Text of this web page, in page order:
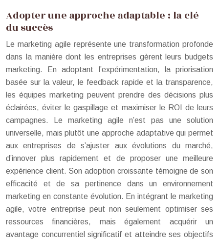
Adopter une approche adaptable : la clé
du succès
Le marketing agile représente une transformation profonde
dans la manière dont les entreprises gèrent leurs budgets
marketing. En adoptant l’expérimentation, la priorisation
basée sur la valeur, le feedback rapide et la transparence,
les équipes marketing peuvent prendre des décisions plus
éclairées, éviter le gaspillage et maximiser le ROI de leurs
campagnes. Le marketing agile n’est pas une solution
universelle, mais plutôt une approche adaptative qui permet
aux entreprises de s’ajuster aux évolutions du marché,
d’innover plus rapidement et de proposer une meilleure
expérience client. Son adoption croissante témoigne de son
efficacité et de sa pertinence dans un environnement
marketing en constante évolution. En intégrant le marketing
agile, votre entreprise peut non seulement optimiser ses
ressources financières, mais également acquérir un
avantage concurrentiel significatif et atteindre ses objectifs